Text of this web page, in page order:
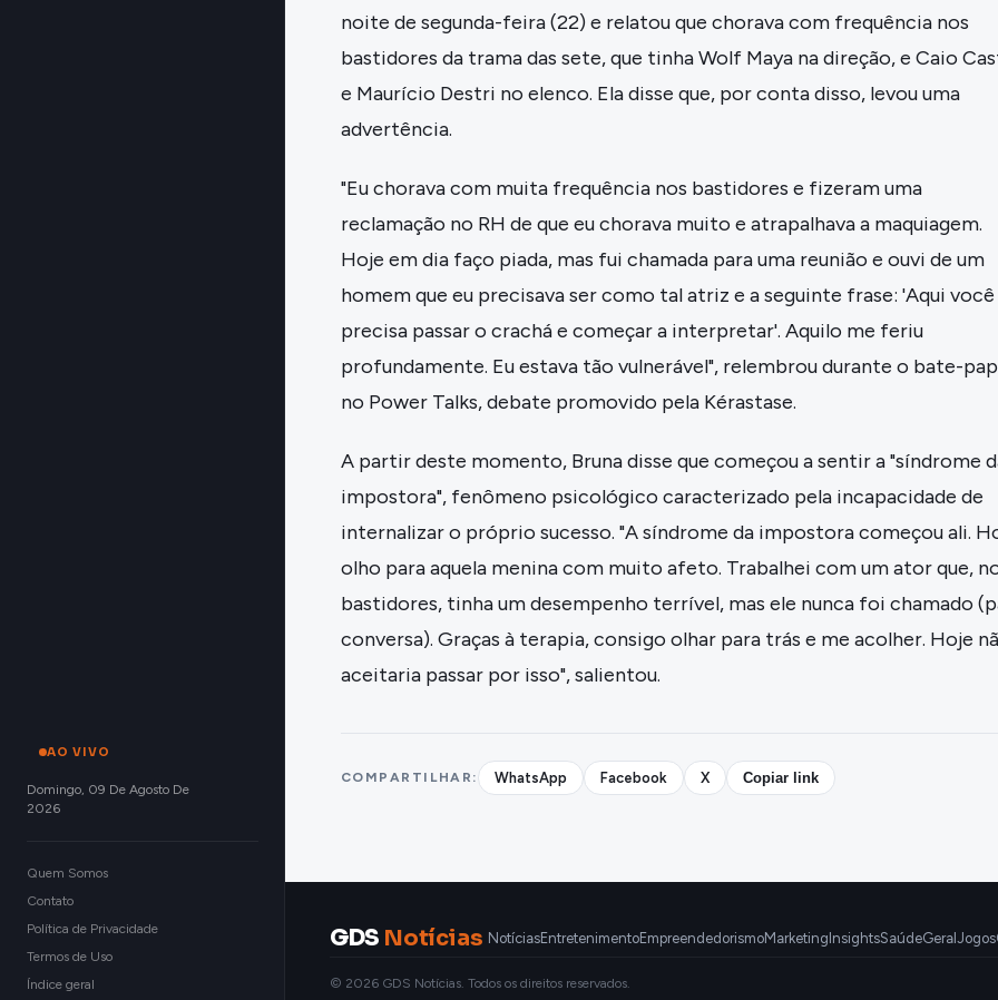
AO VIVO
Domingo, 09 De Agosto De
2026
Quem Somos
Contato
Política de Privacidade
Termos de Uso
Índice geral
noite de segunda-feira (22) e relatou que chorava com frequência nos
bastidores da trama das sete, que tinha Wolf Maya na direção, e Caio
e Maurício Destri no elenco. Ela disse que, por conta disso, levou uma
advertência.
"Eu chorava com muita frequência nos bastidores e fizeram uma
reclamação no RH de que eu chorava muito e atrapalhava a maquiagem.
Hoje em dia faço piada, mas fui chamada para uma reunião e ouvi de um
homem que eu precisava ser como tal atriz e a seguinte frase: 'Aqui você
precisa passar o crachá e começar a interpretar'. Aquilo me feriu
profundamente. Eu estava tão vulnerável", relembrou durante o bate-
no Power Talks, debate promovido pela Kérastase.
A partir deste momento, Bruna disse que começou a sentir a "síndrome
impostora", fenômeno psicológico caracterizado pela incapacidade de
internalizar o próprio sucesso. "A síndrome da impostora começou ali.
olho para aquela menina com muito afeto. Trabalhei com um ator que,
bastidores, tinha um desempenho terrível, mas ele nunca foi chamado
conversa). Graças à terapia, consigo olhar para trás e me acolher. Hoje
aceitaria passar por isso", salientou.
COMPARTILHAR: WhatsApp Facebook X Copiar link
GDS Notícias NotíciasEntretenimentoEmpreendedorismoMarketing InsightsSaúdeGeral Jogos
© 2026 GDS Notícias. Todos os direitos reservados.